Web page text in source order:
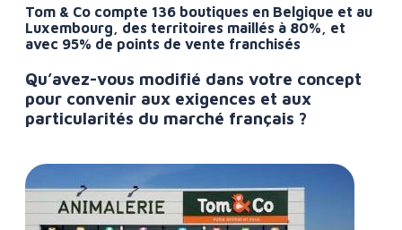
Tom & Co compte 136 boutiques en Belgique et au
Luxembourg, des territoires maillés à 80%, et
avec 95% de points de vente franchisés
Qu’avez-vous modifié dans votre concept
pour convenir aux exigences et aux
particularités du marché français ?